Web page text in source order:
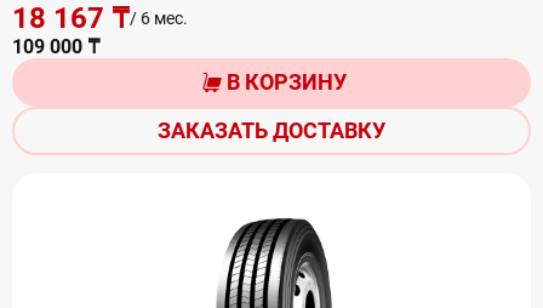
18 167 ₸/ 6 мес.
109 000 ₸
В КОРЗИНУ
ЗАКАЗАТЬ ДОСТАВКУ